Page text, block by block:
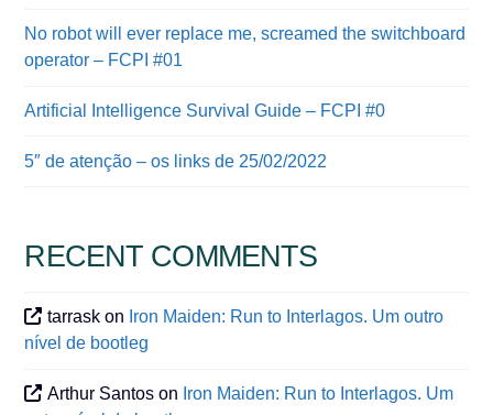
No robot will ever replace me, screamed the switchboard
operator – FCPI #01
Artificial Intelligence Survival Guide – FCPI #0
5″ de atenção – os links de 25/02/2022
RECENT COMMENTS
tarrask on Iron Maiden: Run to Interlagos. Um outro
nível de bootleg
Arthur Santos on Iron Maiden: Run to Interlagos. Um